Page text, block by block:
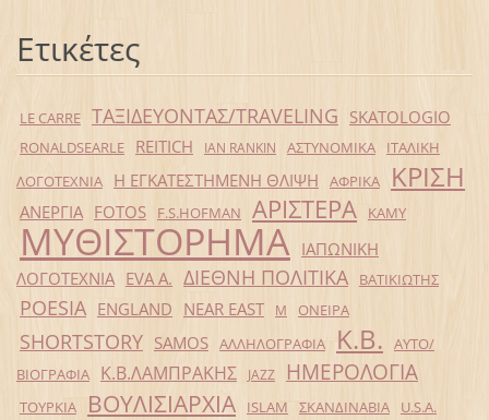
Ετικέτες
LE CARRE ΤΑΞΙΔΕΥΟΝΤΑΣ/TRAVELING SKATOLOGIO
RONALDSEARLE REITICH IAN RANKIN ΑΣΤΥΝΟΜΙΚΑ
ΙΤΑΛΙΚΗ
ΛΟΓΟΤΕΧΝΙΑ
Η ΕΓΚΑΤΕΣΤΗΜΕΝΗ ΘΛΙΨΗ ΑΦΡΙΚΑ ΚΡΙΣΗ
ΑΝΕΡΓΙΑ FOTOS F.S.HOFMAN ΑΡΙΣΤΕΡΑ ΚΑΜΥ
ΜΥΘΙΣΤΟΡΗΜΑ ΙΑΠΩΝΙΚΗ
ΛΟΓΟΤΕΧΝΙΑ EVA Α. ΔΙΕΘΝΗ ΠΟΛΙΤΙΚΑ ΒΑΤΙΚΙΩΤΗΣ
POESIA ENGLAND NEAR EAST Μ ΟΝΕΙΡΑ
SHORTSTORY SAMOS ΑΛΛΗΛΟΓΡΑΦΙΑ Κ.Β.
ΑΥΤΟ/
ΒΙΟΓΡΑΦΙΑ
Κ.Β.ΛΑΜΠΡΑΚΗΣ JAZZ ΗΜΕΡΟΛΟΓΙΑ
ΤΟΥΡΚΙΑ ΒΟΥΛΙΣΙΑΡΧΙΑ ISLAM ΣΚΑΝΔΙΝΑΒΙΑ
U.S.A.